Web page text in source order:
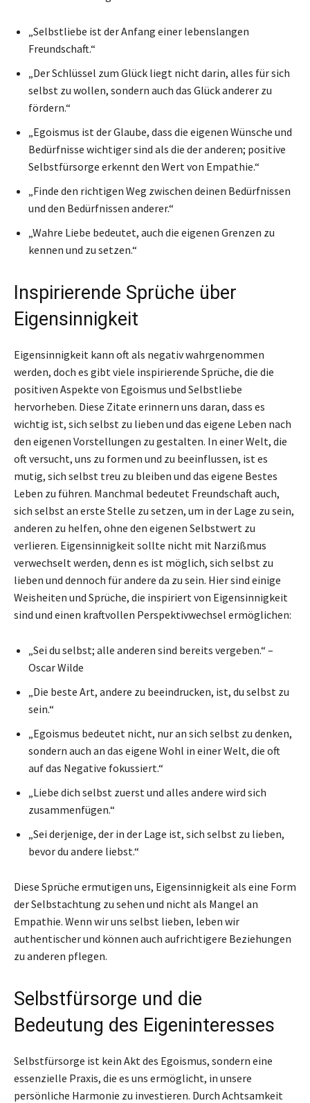
„Selbstliebe ist der Anfang einer lebenslangen
Freundschaft.“
„Der Schlüssel zum Glück liegt nicht darin, alles für sich
selbst zu wollen, sondern auch das Glück anderer zu
fördern.“
„Egoismus ist der Glaube, dass die eigenen Wünsche und
Bedürfnisse wichtiger sind als die der anderen; positive
Selbstfürsorge erkennt den Wert von Empathie.“
„Finde den richtigen Weg zwischen deinen Bedürfnissen
und den Bedürfnissen anderer.“
„Wahre Liebe bedeutet, auch die eigenen Grenzen zu
kennen und zu setzen.“
Inspirierende Sprüche über
Eigensinnigkeit
Eigensinnigkeit kann oft als negativ wahrgenommen
werden, doch es gibt viele inspirierende Sprüche, die die
positiven Aspekte von Egoismus und Selbstliebe
hervorheben. Diese Zitate erinnern uns daran, dass es
wichtig ist, sich selbst zu lieben und das eigene Leben nach
den eigenen Vorstellungen zu gestalten. In einer Welt, die
oft versucht, uns zu formen und zu beeinflussen, ist es
mutig, sich selbst treu zu bleiben und das eigene Bestes
Leben zu führen. Manchmal bedeutet Freundschaft auch,
sich selbst an erste Stelle zu setzen, um in der Lage zu sein,
anderen zu helfen, ohne den eigenen Selbstwert zu
verlieren. Eigensinnigkeit sollte nicht mit Narzißmus
verwechselt werden, denn es ist möglich, sich selbst zu
lieben und dennoch für andere da zu sein. Hier sind einige
Weisheiten und Sprüche, die inspiriert von Eigensinnigkeit
sind und einen kraftvollen Perspektivwechsel ermöglichen:
„Sei du selbst; alle anderen sind bereits vergeben.“ –
Oscar Wilde
„Die beste Art, andere zu beeindrucken, ist, du selbst zu
sein.“
„Egoismus bedeutet nicht, nur an sich selbst zu denken,
sondern auch an das eigene Wohl in einer Welt, die oft
auf das Negative fokussiert.“
„Liebe dich selbst zuerst und alles andere wird sich
zusammenfügen.“
„Sei derjenige, der in der Lage ist, sich selbst zu lieben,
bevor du andere liebst.“
Diese Sprüche ermutigen uns, Eigensinnigkeit als eine Form
der Selbstachtung zu sehen und nicht als Mangel an
Empathie. Wenn wir uns selbst lieben, leben wir
authentischer und können auch aufrichtigere Beziehungen
zu anderen pflegen.
Selbstfürsorge und die
Bedeutung des Eigeninteresses
Selbstfürsorge ist kein Akt des Egoismus, sondern eine
essenzielle Praxis, die es uns ermöglicht, in unsere
persönliche Harmonie zu investieren. Durch Achtsamkeit